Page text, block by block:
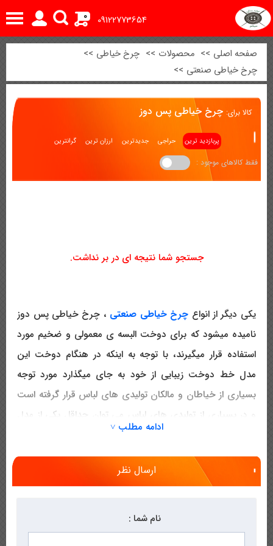
09122773654
0
صفحه اصلی >> محصولات >> چرخ خیاطی >>
چرخ خیاطی صنعتی >>
کالا برای: چرخ خیاطی پس دوز
پربازدید ترین حراجی جدیدترین ارزان ترین گرانترین
فقط کالاهای موجود :
جستجو شما نتیجه ای در بر نداشت.
یکی دیگر از انواع چرخ خیاطی صنعتی ، چرخ خیاطی پس دوز
نامیده میشود که برای دوخت البسه ی معمولی و ضخیم مورد
استفاده قرار میگیرند، با توجه به اینکه در هنگام دوخت این
مدل خط دوخت زیبایی از خود به جای میگذارد مورد توجه
بسیاری از خیاطان و مالکان تولیدی های لباس قرار گرفته است
و در بسیاری از تولیدی های لباس می توان حداقل یکی از مدل
های چرخ خیاطی پس دوز را مشاهده نمود. از جمله کاربرد
های این مدل ازچرخ خیاطیمی توان به ایجاد درز در پایین
شلوار ، دامن ، دکمه سر دست، خط گردن و... اشاره نمود. از
قوی ، کم صدا و لرزش و همچنین به جا گذاشتن دوخت یک
دست و زیبا اشاره نمود. در صورتی که شما نیز مایل به خرید
ادامه مطلب ˅
ارسال نظر
نام شما :